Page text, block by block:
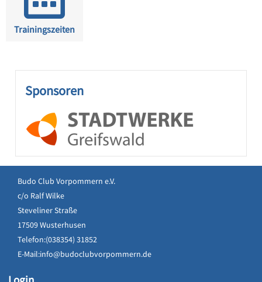
Trainingszeiten
Sponsoren
Budo Club Vorpommern e.V.
c/o Ralf Wilke
Steveliner Straße
17509 Wusterhusen
Telefon:(038354) 31852
E-Mail:info@budoclubvorpommern.de